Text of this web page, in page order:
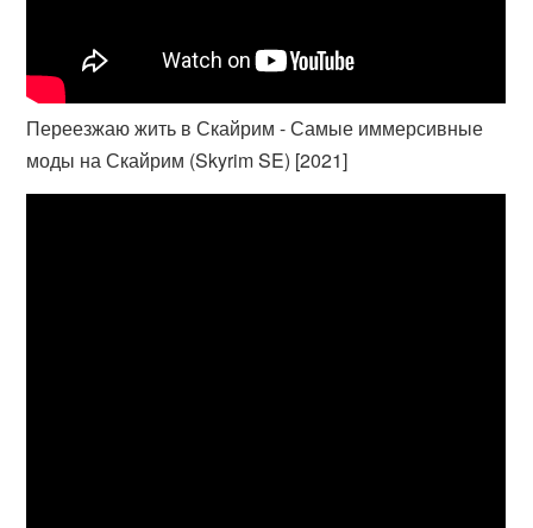
Переезжаю жить в Скайрим - Самые иммерсивные
моды на Скайрим (Skyrim SE) [2021]